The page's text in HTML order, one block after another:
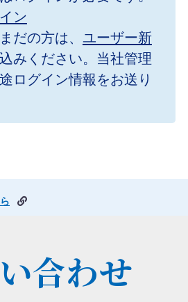
ン
だの方は、 ユーザー新
みください。当社管理
ログイン情報をお送り
合わせ